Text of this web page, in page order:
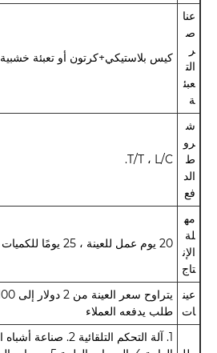
عنا
ص
ر
الت
عبئ
ة
كيس بلاستيكي+كرتون أو تعبئة خشبية
ش
رو
ط
الد
فع
T/T ، L/C.
مه
لة
الإن
تاج
20 يوم عمل للعينة ، 25 يومًا للكميات
عين
ات
طلب يدفعه العملاء